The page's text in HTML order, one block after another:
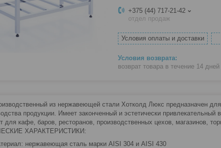
+375 (44) 717-21-42
отдел продаж
Условия оплаты и доставки
возврат товара в течение 14 дней
из нержавеющей стали Хотколд Люкс предназначен
продукции. Имеет законченный и эстетически
для кафе, баров, ресторанов, производственных цехов, магазинов,
ХАРАКТЕРИСТИКИ:
нержавеющая сталь марки AISI 304 и AISI 430